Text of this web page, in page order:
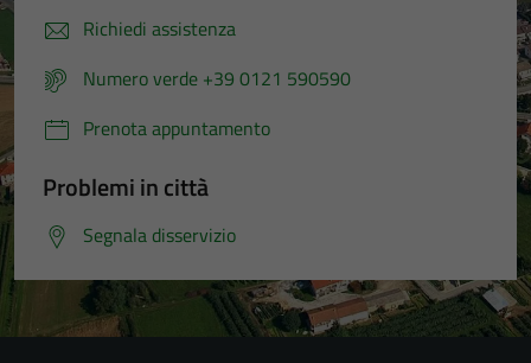
Richiedi assistenza
Numero verde +39 0121 590590
Prenota appuntamento
Problemi in città
Segnala disservizio